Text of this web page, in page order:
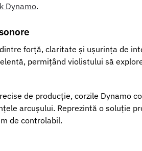
Dynamo.
forță, claritate și ușurința de
permițând violistului să
de producție, corzile Dynamo
arcușului. Reprezintă o soluție
de controlabil.